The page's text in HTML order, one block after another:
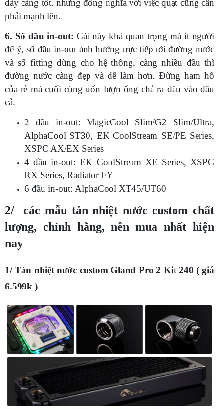
dày càng tốt. nhưng đồng nghĩa với việc quạt cũng cần
phải mạnh lên.
6. Số đầu in-out: Cái này khá quan trọng mà ít người
để ý, số đầu in-out ảnh hưởng trực tiếp tới đường nước
và số fitting dùng cho hệ thống, càng nhiều đầu thì
đường nước càng đẹp và dễ làm hơn. Đừng ham hố
của rẻ mà cuối cùng uốn lượn ống chả ra đâu vào đâu
cả.
2 đầu in-out: MagicCool Slim/G2 Slim/Ultra,
AlphaCool ST30, EK CoolStream SE/PE Series,
XSPC AX/EX Series
4 đầu in-out: EK CoolStream XE Series, XSPC
RX Series, Radiator FY
6 đầu in-out: AlphaCool XT45/UT60
2/ các mẫu tản nhiệt nước custom chất
lượng, chính hãng, nên mua nhất hiện
nay
1/ Tản nhiệt nước custom Gland Pro 2 Kit 240 ( giá
6.599k )